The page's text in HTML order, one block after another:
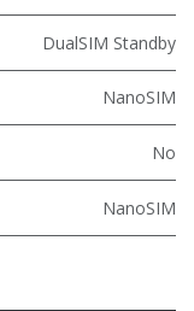
DualSIM Standby
NanoSIM
No
NanoSIM